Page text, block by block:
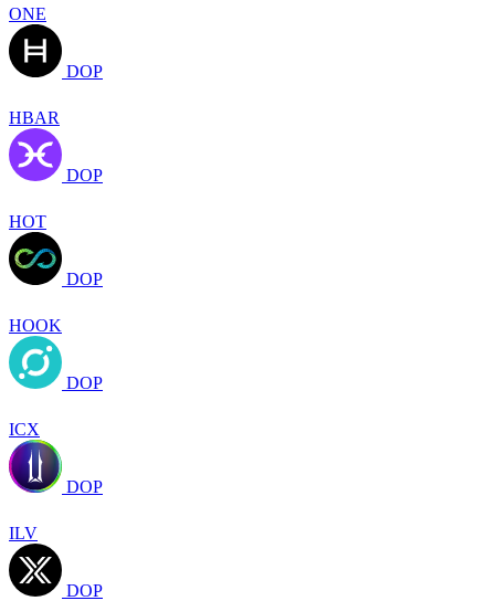
ONE
DOP
HBAR
DOP
HOT
DOP
HOOK
DOP
ICX
DOP
ILV
DOP